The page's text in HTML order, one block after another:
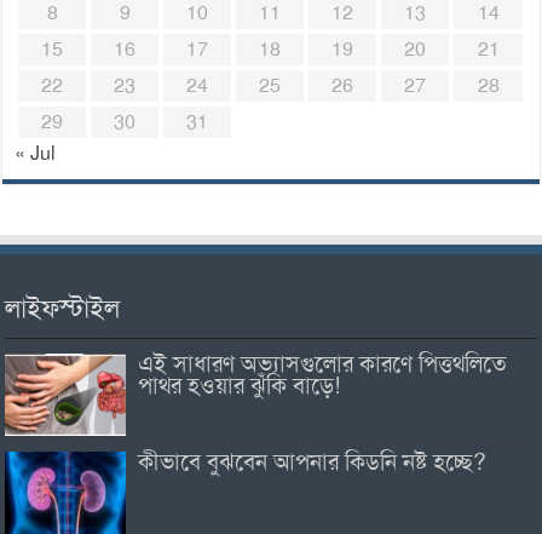
8
9 10 11 12 13
14
15
16 17 18 19 20
21
22
23 24 25 26 27
28
29
30
31
« Jul
লাইফস্টাইল
এই সাধারণ অভ্যাসগুলোর কারণে পিত্তথলিতে
পাথর হওয়ার ঝুঁকি বাড়ে!
কীভাবে বুঝবেন আপনার কিডনি নষ্ট হচ্ছে?